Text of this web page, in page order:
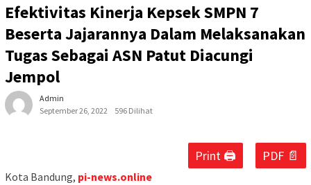
Efektivitas Kinerja Kepsek SMPN 7
Beserta Jajarannya Dalam Melaksanakan
Tugas Sebagai ASN Patut Diacungi
Jempol
Admin
September 26, 2022
596 Dilihat
Print 🖨 PDF 📄
Kota Bandung, pi-news.online